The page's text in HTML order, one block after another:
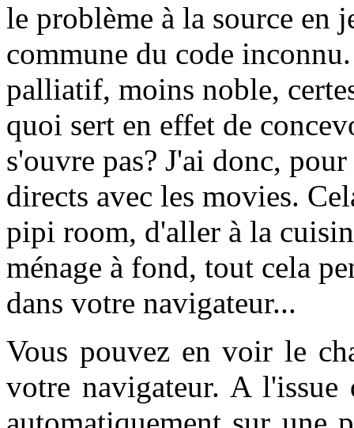
le problème à la source en
commune du code
palliatif, moins noble,
quoi sert en effet de
s'ouvre pas? J'ai donc,
directs avec les movies.
pipi room, d'aller à la
ménage à fond, tout cela
dans votre navigateur...
Vous pouvez en voir le
votre navigateur. A l'issue